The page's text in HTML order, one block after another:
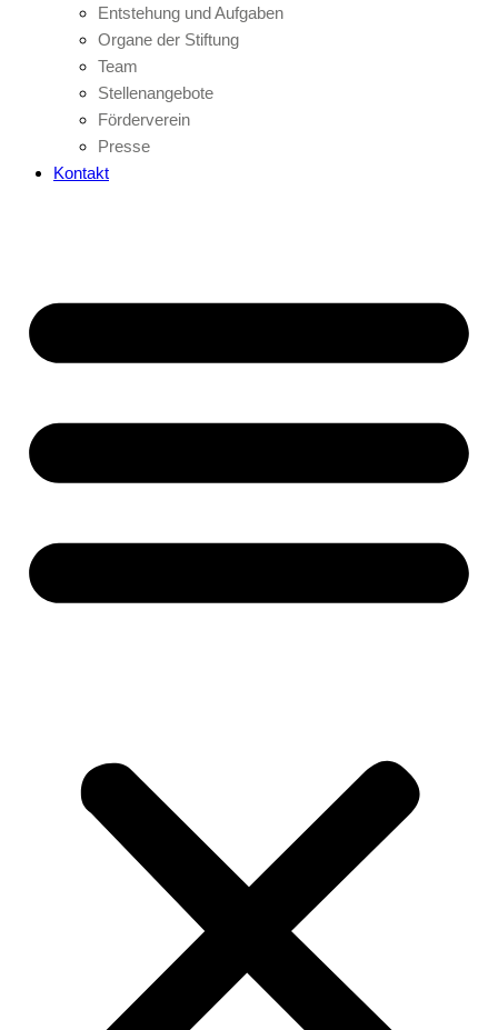
Entstehung und Aufgaben
Organe der Stiftung
Team
Stellenangebote
Förderverein
Presse
Kontakt